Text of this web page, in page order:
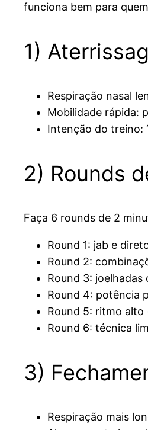
funciona bem para
1)
Respiração nasal
Mobilidade rápida:
Intenção do treino:
2) Rounds
Faça 6 rounds de 2
Round 1: jab e
Round 2:
Round 3:
Round 4: potência
Round 5: ritmo alto
Round 6: técnica
3)
Respiração mais